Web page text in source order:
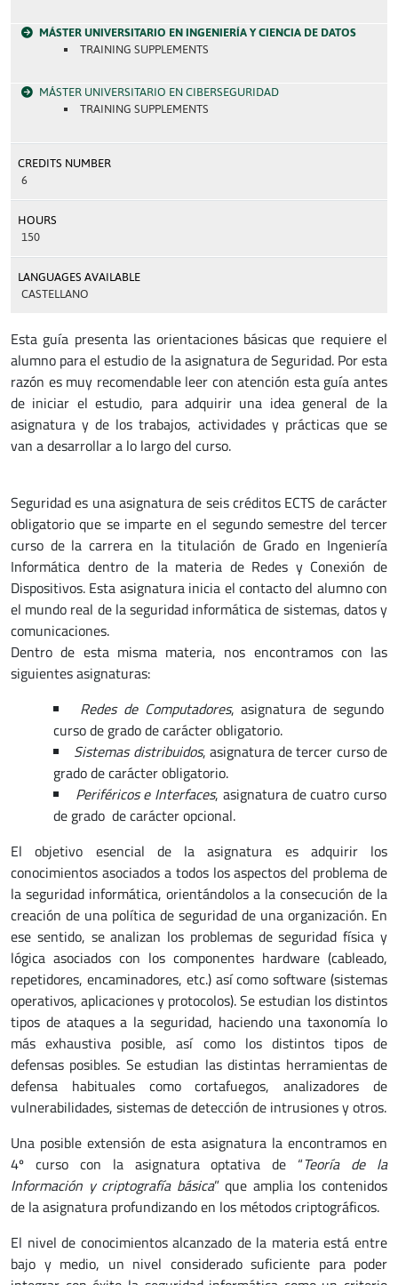
MÁSTER UNIVERSITARIO EN INGENIERÍA Y CIENCIA DE DATOS
TRAINING SUPPLEMENTS
MÁSTER UNIVERSITARIO EN CIBERSEGURIDAD
TRAINING SUPPLEMENTS
CREDITS NUMBER
6
HOURS
150
LANGUAGES AVAILABLE
CASTELLANO
Esta guía presenta las orientaciones básicas que requiere el
alumno para el estudio de la asignatura de Seguridad. Por esta
razón es muy recomendable leer con atención esta guía antes
de iniciar el estudio, para adquirir una idea general de la
asignatura y de los trabajos, actividades y prácticas que se
van a desarrollar a lo largo del curso.
Seguridad es una asignatura de seis créditos ECTS de carácter
obligatorio que se imparte en el segundo semestre del tercer
curso de la carrera en la titulación de Grado en Ingeniería
Informática dentro de la materia de Redes y Conexión de
Dispositivos. Esta asignatura inicia el contacto del alumno con
el mundo real de la seguridad informática de sistemas, datos y
comunicaciones.
Dentro de esta misma materia, nos encontramos con las
siguientes asignaturas:
Redes de Computadores, asignatura de segundo
curso de grado de carácter obligatorio.
Sistemas distribuidos, asignatura de tercer curso de
grado de carácter obligatorio.
Periféricos e Interfaces, asignatura de cuatro curso
de grado de carácter opcional.
El objetivo esencial de la asignatura es adquirir los
conocimientos asociados a todos los aspectos del problema de
la seguridad informática, orientándolos a la consecución de la
creación de una política de seguridad de una organización. En
ese sentido, se analizan los problemas de seguridad física y
lógica asociados con los componentes hardware (cableado,
repetidores, encaminadores, etc.) así como software (sistemas
operativos, aplicaciones y protocolos). Se estudian los distintos
tipos de ataques a la seguridad, haciendo una taxonomía lo
más exhaustiva posible, así como los distintos tipos de
defensas posibles. Se estudian las distintas herramientas de
defensa habituales como cortafuegos, analizadores de
vulnerabilidades, sistemas de detección de intrusiones y otros.
Una posible extensión de esta asignatura la encontramos en
4º curso con la asignatura optativa de “Teoría de la
Información y criptografía básica” que amplia los contenidos
de la asignatura profundizando en los métodos criptográficos.
El nivel de conocimientos alcanzado de la materia está entre
bajo y medio, un nivel considerado suficiente para poder